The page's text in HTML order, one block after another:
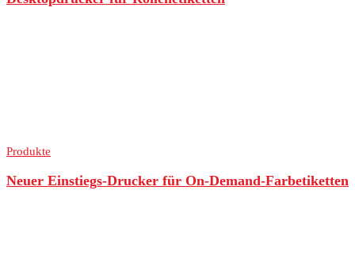
Produkte
Neuer Einstiegs-Drucker für On-Demand-Farbetiketten